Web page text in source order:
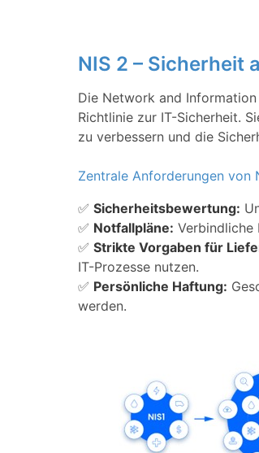
NIS 2 – Sicherheit
Die Network and
Richtlinie zur IT-Sicherheit.
zu verbessern und die
Zentrale Anforderungen von
✅ Sicherheitsbewertung:
✅ Notfallpläne: Verbindliche
✅ Strikte Vorgaben für
IT-Prozesse nutzen.
✅ Persönliche Haftung:
werden.